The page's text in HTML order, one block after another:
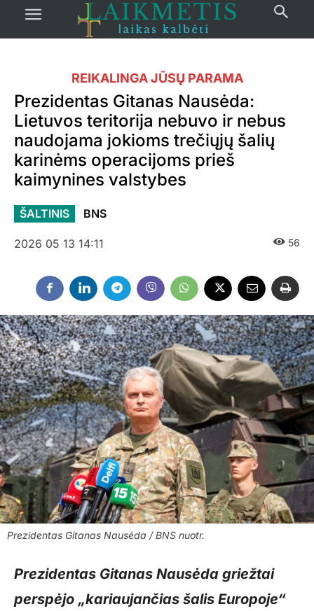
REIKALINGA JŪSŲ PARAMA
Prezidentas Gitanas Nausėda:
Lietuvos teritorija nebuvo ir nebus
naudojama jokioms trečiųjų šalių
karinėms operacijoms prieš
kaimynines valstybes
ŠALTINIS BNS
2026 05 13 14:11 56
Prezidentas Gitanas Nausėda / BNS nuotr.
Prezidentas Gitanas Nausėda griežtai
perspėjo „kariaujančias šalis Europoje“